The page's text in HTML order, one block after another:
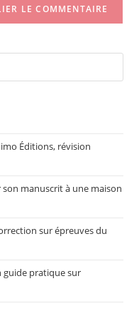
Éditions, révision
son manuscrit à une maison
sur épreuves du
guide pratique sur